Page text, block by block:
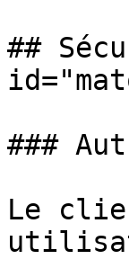
##
###
Le